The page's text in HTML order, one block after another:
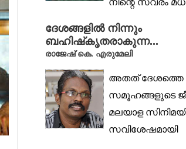
നിന്റെ സ്വരം
ദേശങ്ങളിൽ നിന്നും
ബഹിഷ്‌കൃതരാകുന്ന...
രാജേഷ് കെ. എരുമേലി
അതത് ദേശത്തെ
സമൂഹങ്ങളുടെ
മലയാള
സവിശേഷമായി